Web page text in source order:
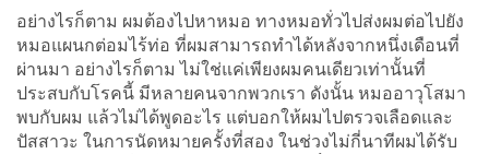
อย่างไรก็ตาม ผมต้องไปหาหมอ ทางหมอทั่วไปส่งผมต่อไปยัง
หมอแผนกต่อมไร้ท่อ ที่ผมสามารถทำได้หลังจากหนึ่งเดือนที่
ผ่านมา อย่างไรก็ตาม ไม่ใช่แค่เพียงผมคนเดียวเท่านั้นที่
ประสบกับโรคนี้ มีหลายคนจากพวกเรา ดังนั้น หมออาวุโสมา
พบกับผม แล้วไม่ได้พูดอะไร แต่บอกให้ผมไปตรวจเลือดและ
ปัสสาวะ ในการนัดหมายครั้งที่สอง ในช่วงไม่กี่นาทีผมได้รับ